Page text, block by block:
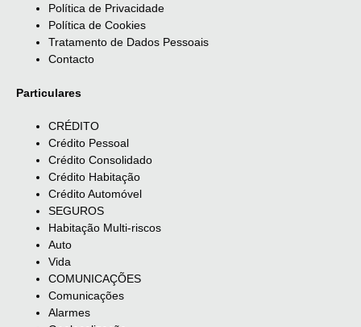
Política de Privacidade
Política de Cookies
Tratamento de Dados Pessoais
Contacto
Particulares
CRÉDITO
Crédito Pessoal
Crédito Consolidado
Crédito Habitação
Crédito Automóvel
SEGUROS
Habitação Multi-riscos
Auto
Vida
COMUNICAÇÕES
Comunicações
Alarmes